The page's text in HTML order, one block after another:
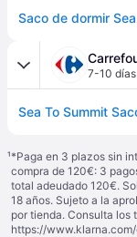
7-10 días
¹*Paga en 3 plazos sin
compra de 120€: 3
total adeudado 120€.
18 años. Sujeto a la
por tienda. Consulta los
https://